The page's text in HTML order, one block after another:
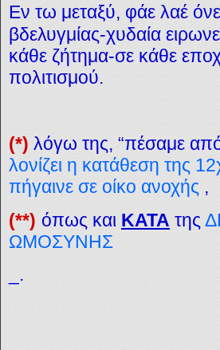
Εν τω μεταξύ, φάε λαέ
βδελυγμίας-χυδαία
κάθε ζήτημα-σε κάθε
πολιτισμού.
(*) λόγω της, “πέσαμε
λονίζει η κατάθεση της
πήγαινε σε οίκο ανοχής ,
(**) όπως και ΚΑΤΑ της
ΩΜΟΣΥΝΗΣ
_.